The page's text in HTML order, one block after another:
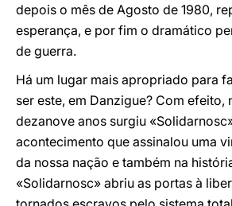
depois o mês de Agosto de 1980,
esperança, e por fim o dramático
de guerra.
Há um lugar mais apropriado para
ser este, em Danzigue? Com efeito,
dezanove anos surgiu
acontecimento que assinalou uma
da nossa nação e também na
«Solidarnosc» abriu as portas à